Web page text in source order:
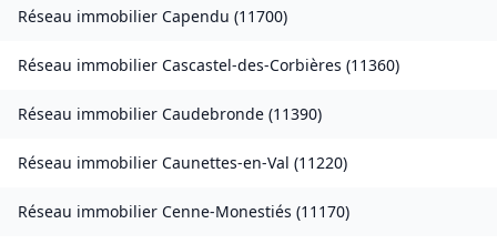
Réseau immobilier Capendu (11700)
Réseau immobilier Cascastel-des-Corbières (11360)
Réseau immobilier Caudebronde (11390)
Réseau immobilier Caunettes-en-Val (11220)
Réseau immobilier Cenne-Monestiés (11170)